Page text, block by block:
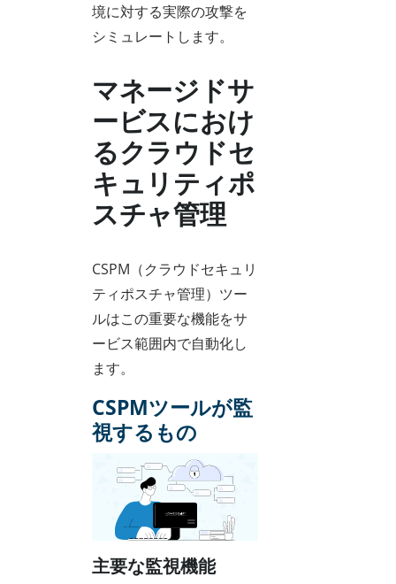
境に対する実際の攻撃を
シミュレートします。
マネージドサ
ービスにおけ
るクラウドセ
キュリティポ
スチャ管理
CSPM（クラウドセキュリ
ティポスチャ管理）ツー
ルはこの重要な機能をサ
ービス範囲内で自動化し
ます。
CSPMツールが監
視するもの
主要な監視機能